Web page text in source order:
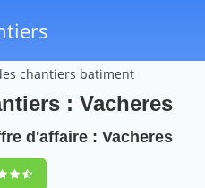
chantiers batiment
: Vacheres
d'affaire : Vacheres